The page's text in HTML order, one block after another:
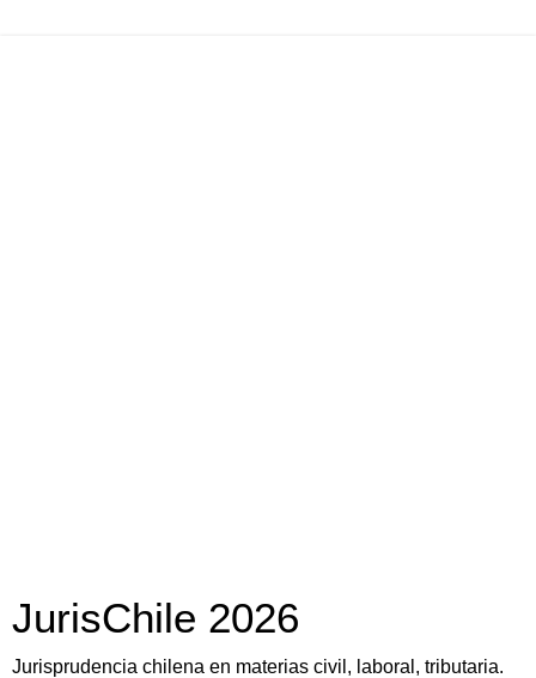
JurisChile 2026
Jurisprudencia chilena en materias civil, laboral, tributaria.